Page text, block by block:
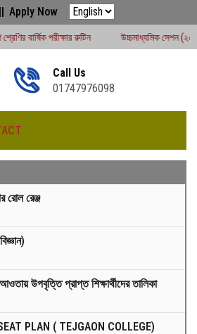
Apply Now
উচ্চমাধ্যমিক সেশন (২০২৪-২৫) পরীক্ষার্থীদের
Call Us
01747976098
রোল রেঞ্জ
উপবৃত্তি প্রাপ্ত শিক্ষার্থীদের তালিকা
PLAN ( TEJGAON COLLEGE)